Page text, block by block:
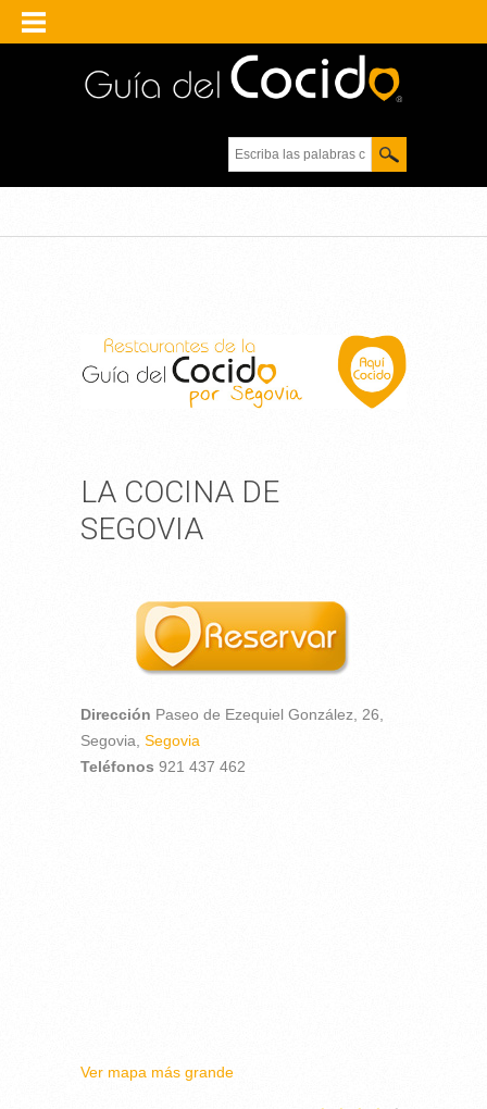
Escriba las palabras
clave.
LA COCINA DE
SEGOVIA
Dirección Paseo de Ezequiel González, 26,
Segovia, Segovia
Teléfonos 921 437 462
Ver mapa más grande